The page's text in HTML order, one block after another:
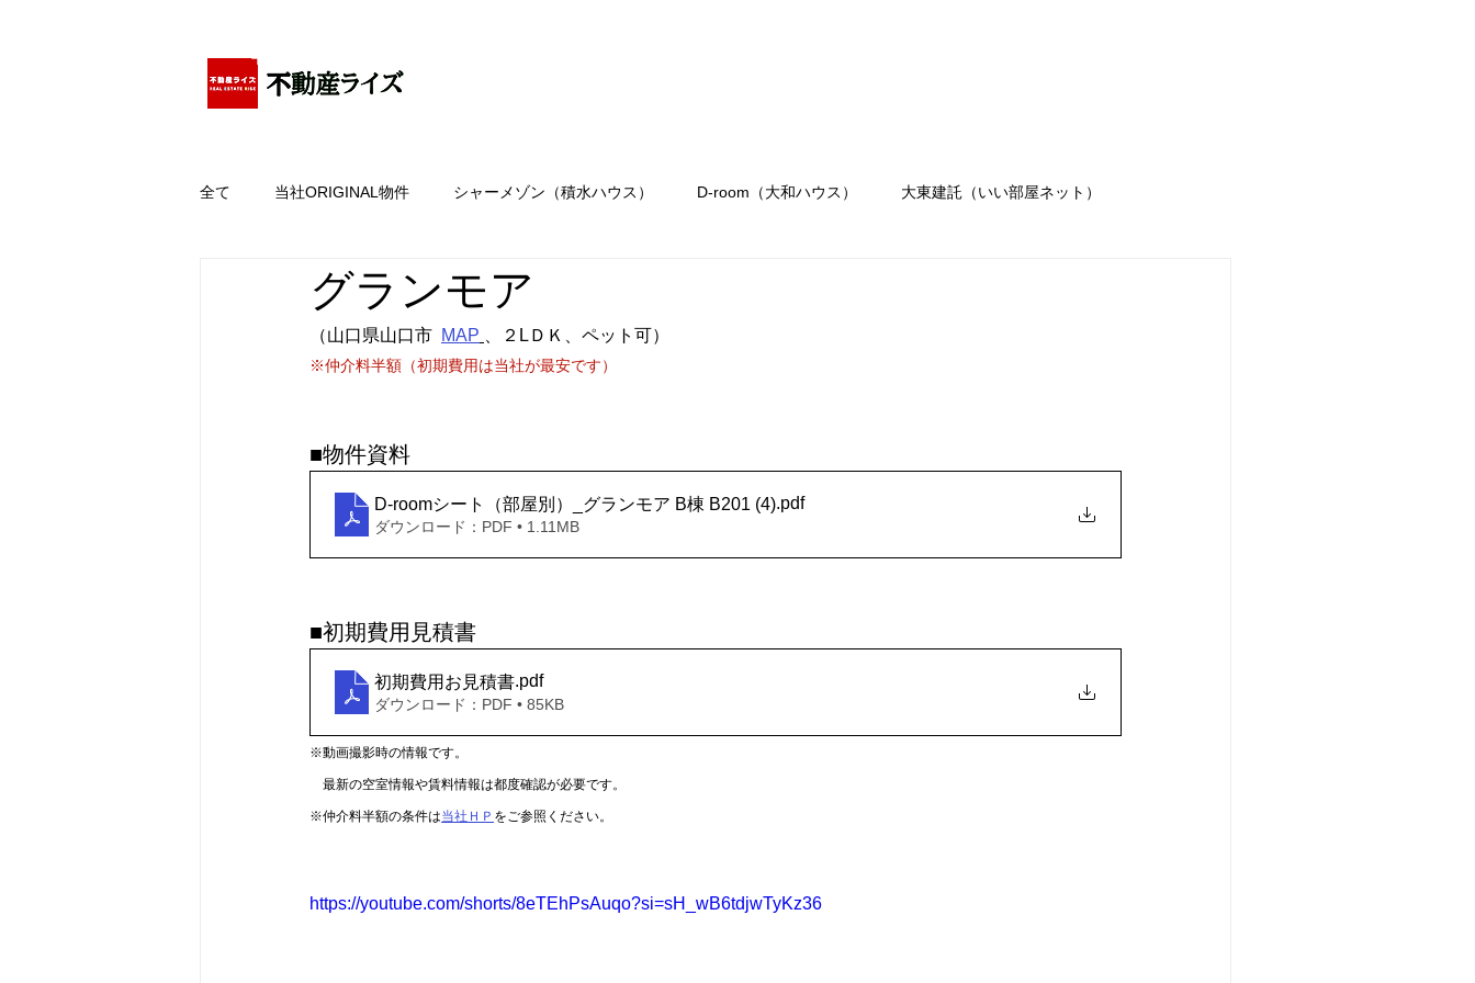
全て 当社ORIGINAL物件 シャーメゾン（積水ハウス） D-room（大和ハウス） 大東建託（いい部屋ネット）
グランモア
（山口県山口市 MAP 、２LＤＫ、ペット可）
※仲介料半額（初期費用は当社が最安です）
■物件資料
D-roomシート（部屋別）_グランモア B棟 B201 (4).pdf
ダウンロード：PDF • 1.11MB
■初期費用見積書
初期費用お見積書.pdf
ダウンロード：PDF • 85KB
※動画撮影時の情報です。
最新の空室情報や賃料情報は都度確認が必要です。
※仲介料半額の条件は当社ＨＰ をご参照ください。
https://youtube.com/shorts/8eTEhPsAuqo?si=sH_wB6tdjwTyKz36